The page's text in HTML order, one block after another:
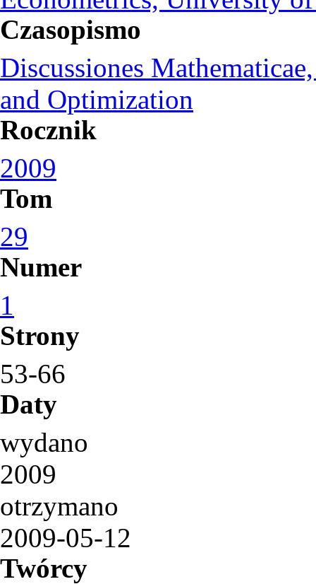
Czasopismo
Discussiones
and Optimization
Rocznik
2009
Tom
29
Numer
1
Strony
53-66
Daty
wydano
2009
otrzymano
2009-05-12
Twórcy